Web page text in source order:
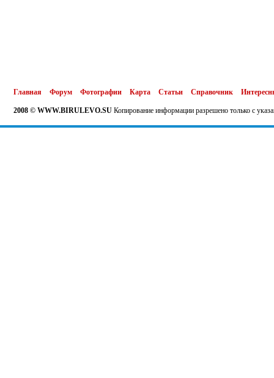
Главная Форум Фотографии Карта Статьи Справочник
2008 © WWW.BIRULEVO.SU Копирование информации разрешено только с